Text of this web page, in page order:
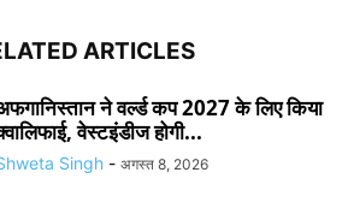
ARTICLES
ने वर्ल्ड कप 2027 के लिए किया
वेस्टइंडीज होगी...
Singh - अगस्त 8, 2026